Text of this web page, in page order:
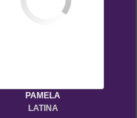
PAMELA
LATINA